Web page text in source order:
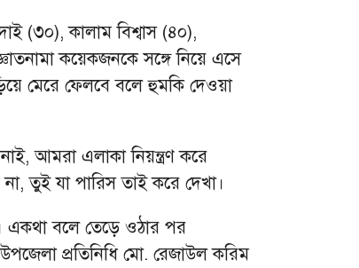
(৩০), কালাম বিশ্বাস (৪০),
কয়েকজনকে সঙ্গে নিয়ে এসে
মেরে ফেলবে বলে হুমকি দেওয়া
আমরা এলাকা নিয়ন্ত্রণ করে
তুই যা পারিস তাই করে দেখা।
একথা বলে তেড়ে ওঠার পর
প্রতিনিধি মো. রেজাউল করিম